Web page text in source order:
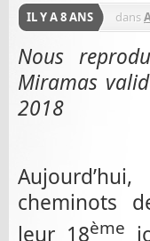
IL Y A 8 ANS dans
Nous
Miramas
2018
cheminots
leur 18ème